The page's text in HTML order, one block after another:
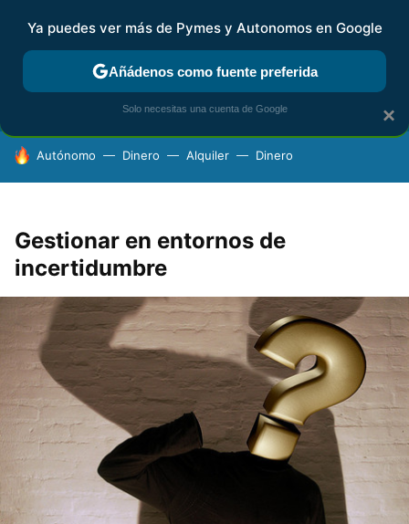
FISCALIDAD Y CONTABILIDAD KIT DIGITAL RENTA
HOY SE HABLA DE
Autónomo Dinero Alquiler Dinero
Gestionar en entornos de
incertidumbre
×
Ya puedes ver más de Pymes y Autonomos en Google
Añádenos como fuente preferida
Solo necesitas una cuenta de Google